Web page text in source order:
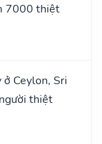
7000 thiệt
Ceylon, Sri
thiệt